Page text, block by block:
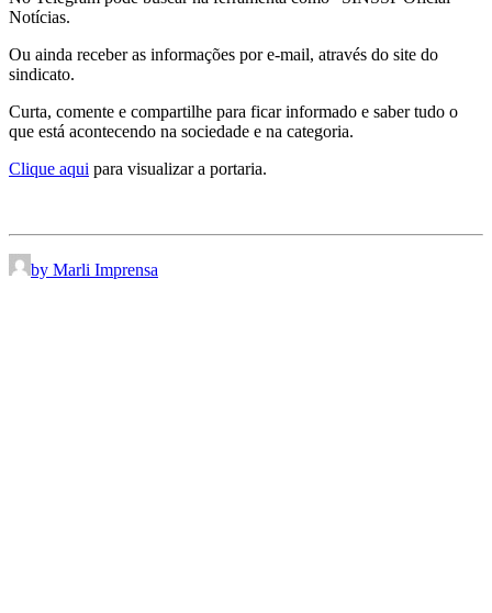
Notícias.
Ou ainda receber as informações por e-mail, através do site do
sindicato.
Curta, comente e compartilhe para ficar informado e saber tudo o
que está acontecendo na sociedade e na categoria.
Clique aqui para visualizar a portaria.
by Marli Imprensa